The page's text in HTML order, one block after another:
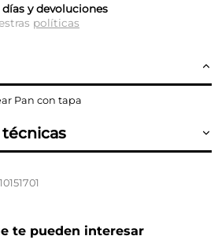
y devoluciones
políticas
Pan con tapa
10151701
te pueden interesar